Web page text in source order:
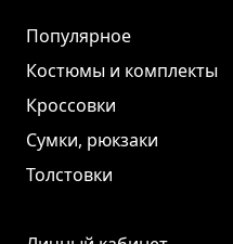
Популярное
Костюмы и комплекты
Кроссовки
Сумки, рюкзаки
Толстовки